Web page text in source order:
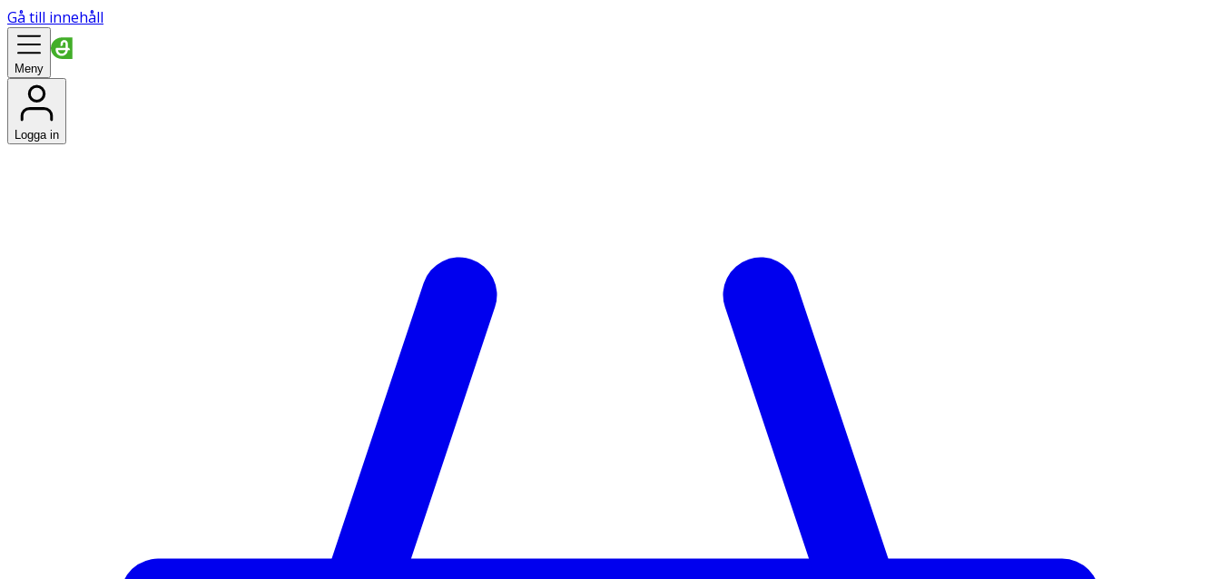
Gå till innehåll
Meny
Logga in